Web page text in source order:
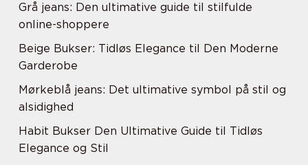
Grå jeans: Den ultimative guide til stilfulde
online-shoppere
Beige Bukser: Tidløs Elegance til Den Moderne
Garderobe
Mørkeblå jeans: Det ultimative symbol på stil og
alsidighed
Habit Bukser Den Ultimative Guide til Tidløs
Elegance og Stil